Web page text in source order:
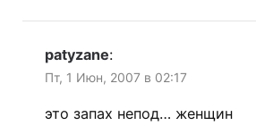
patyzane:
Пт, 1 Июн, 2007 в 02:17
это запах непод… женщин